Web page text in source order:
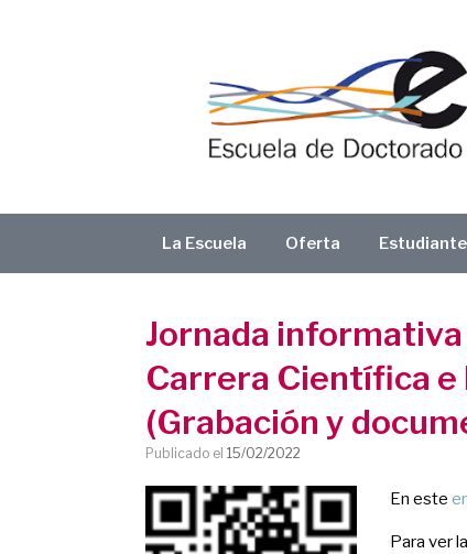
La Escuela Oferta
Jornada
Carrera Científica
(Grabación y
Publicado el 15/02/2022
En este
Para ver la